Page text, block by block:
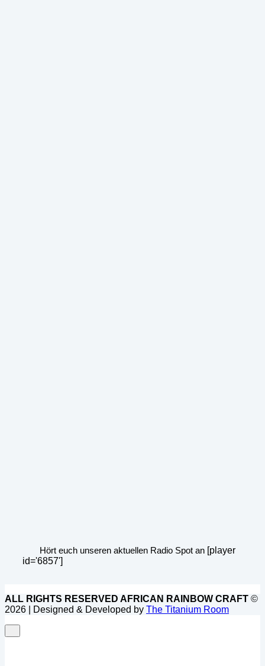
Hört euch unseren aktuellen Radio Spot an [player
id='6857']
ALL RIGHTS RESERVED AFRICAN RAINBOW CRAFT ©
2026 | Designed & Developed by The Titanium Room